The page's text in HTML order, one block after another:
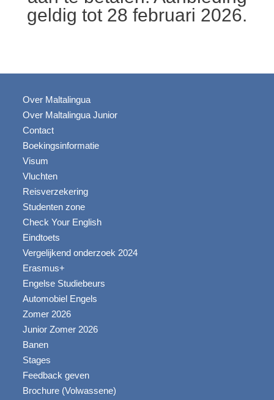
geldig tot 28 februari 2026.
Over Maltalingua
Over Maltalingua Junior
Contact
Boekingsinformatie
Visum
Vluchten
Reisverzekering
Studenten zone
Check Your English
Eindtoets
Vergelijkend onderzoek 2024
Erasmus+
Engelse Studiebeurs
Automobiel Engels
Zomer 2026
Junior Zomer 2026
Banen
Stages
Feedback geven
Brochure (Volwassene)